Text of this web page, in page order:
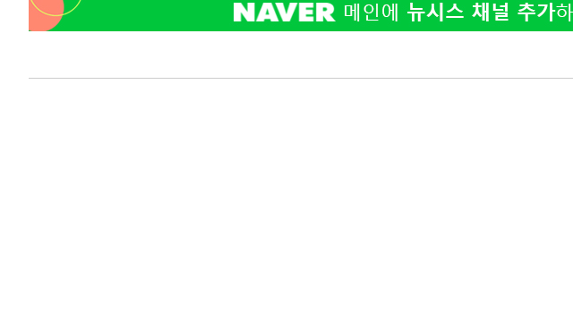
2시간 전 >
[속보]코스닥, 800p 회복…0.26% 오른 801.67 마감
2시간 전 >[속보]원·달러 환율, 0.7원 내린 1423.8원 마감